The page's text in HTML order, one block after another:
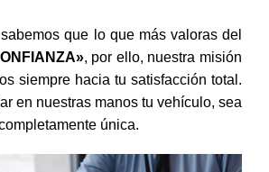
que lo que más valoras del
, por ello, nuestra misión
siempre hacia tu satisfacción total.
en nuestras manos tu vehículo, sea
única.